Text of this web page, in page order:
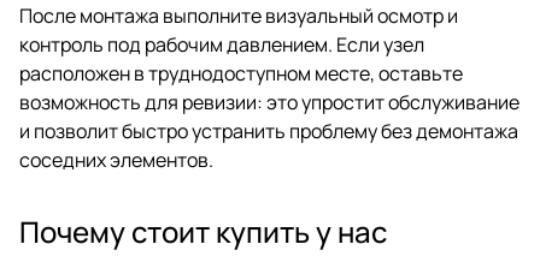
После монтажа выполните визуальный осмотр и
контроль под рабочим давлением. Если узел
расположен в труднодоступном месте, оставьте
возможность для ревизии: это упростит обслуживание
и позволит быстро устранить проблему без демонтажа
соседних элементов.
Почему стоит купить у нас